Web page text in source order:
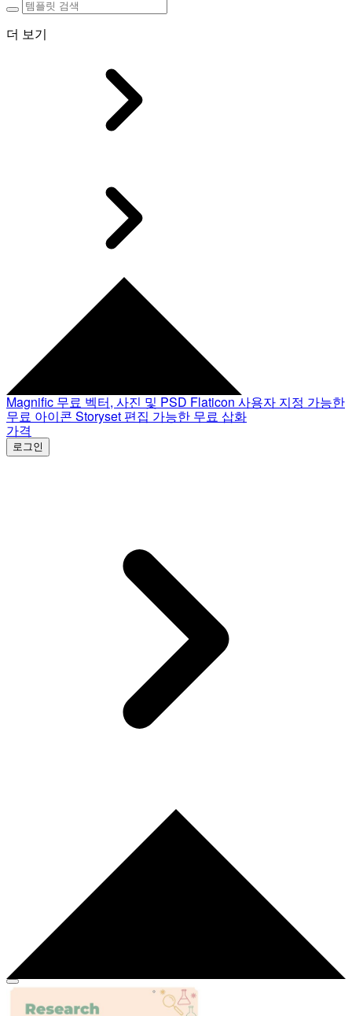
더 보기
Magnific 무료 벡터, 사진 및 PSD Flaticon 사용자 지정 가능한
무료 아이콘 Storyset 편집 가능한 무료 삽화
가격
로그인